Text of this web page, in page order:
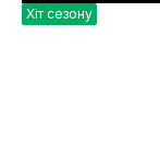
Хіт сезону